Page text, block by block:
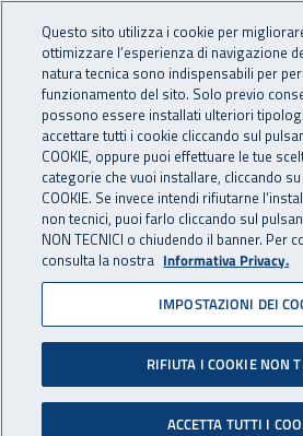
INAIL - Istituto
Navigazione
Navigazione - Ti trovi in:
Home Inail comunica Scadenze
Dr Sicilia:
avviso per la
convenzioni
Prorogato al 31 ottobre 2025
presentazione delle
Questo sito utilizza i cookie per
ottimizzare l’esperienza di navigazione
natura tecnica sono indispensabili per
funzionamento del sito. Solo previo
possono essere installati ulteriori
accettare tutti i cookie cliccando sul
COOKIE, oppure puoi effettuare le tue
categorie che vuoi installare, cliccando su
COOKIE. Se invece intendi rifiutarne
non tecnici, puoi farlo cliccando sul
NON TECNICI o chiudendo il banner. Per
consulta la nostra Informativa Privacy.
IMPOSTAZIONI DEI
RIFIUTA I COOKIE NON
ACCETTA TUTTI I